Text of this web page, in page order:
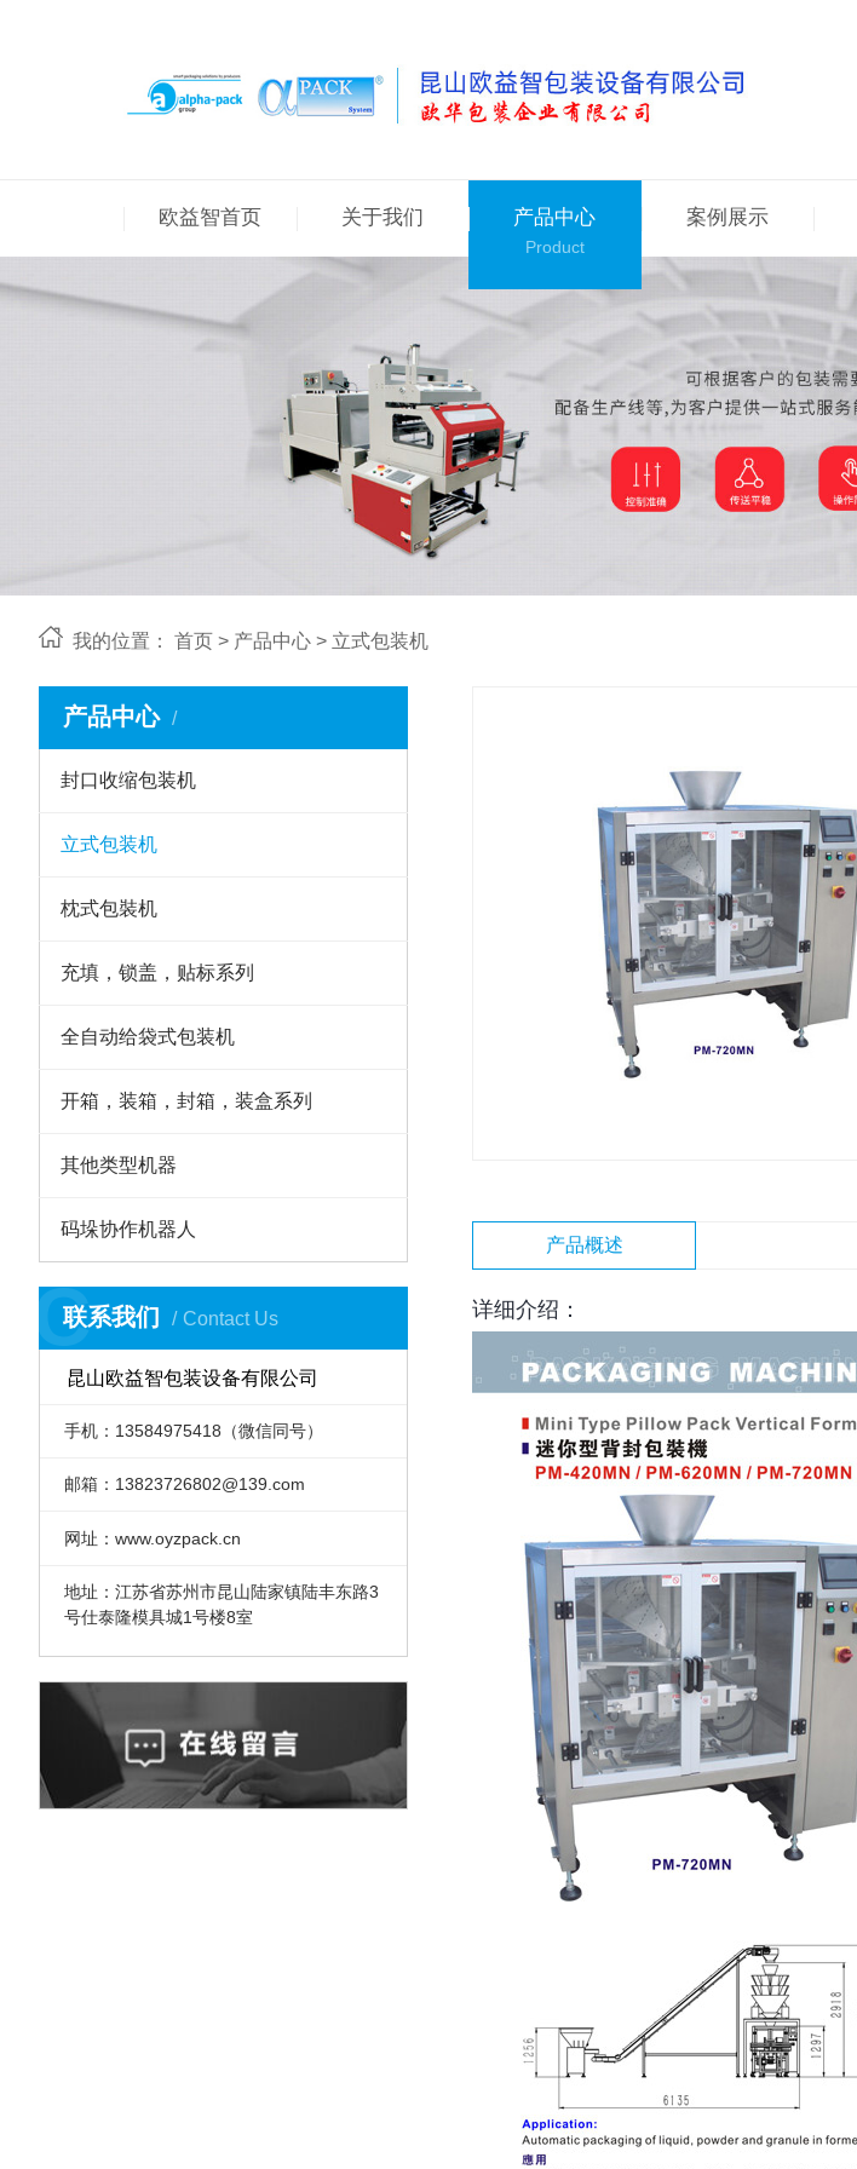
欧益智首页 关于我们 产品中心
Product
案例展示
我的位置： 首页 > 产品中心 > 立式包装机
产品中心
封口收缩包装机
立式包装机
枕式包裝机
充填，锁盖，贴标系列
全自动给袋式包装机
开箱，装箱，封箱，装盒系列
其他类型机器
码垛协作机器人
联系我们 Contact Us
C
昆山欧益智包装设备有限公司
手机：13584975418（微信同号）
邮箱：13823726802@139.com
网址：www.oyzpack.cn
地址：江苏省苏州市昆山陆家镇陆丰东路3
号仕泰隆模具城1号楼8室
产品概述
详细介绍：